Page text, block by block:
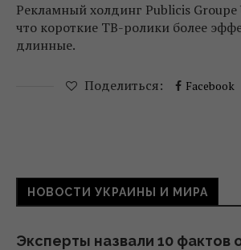
Рекламный холдинг Publicis Groupe
что короткие ТВ-ролики более
длинные.
Поделиться: Facebook
НОВОСТИ УКРАИНЫ И МИРА
Эксперты назвали 10 фактов